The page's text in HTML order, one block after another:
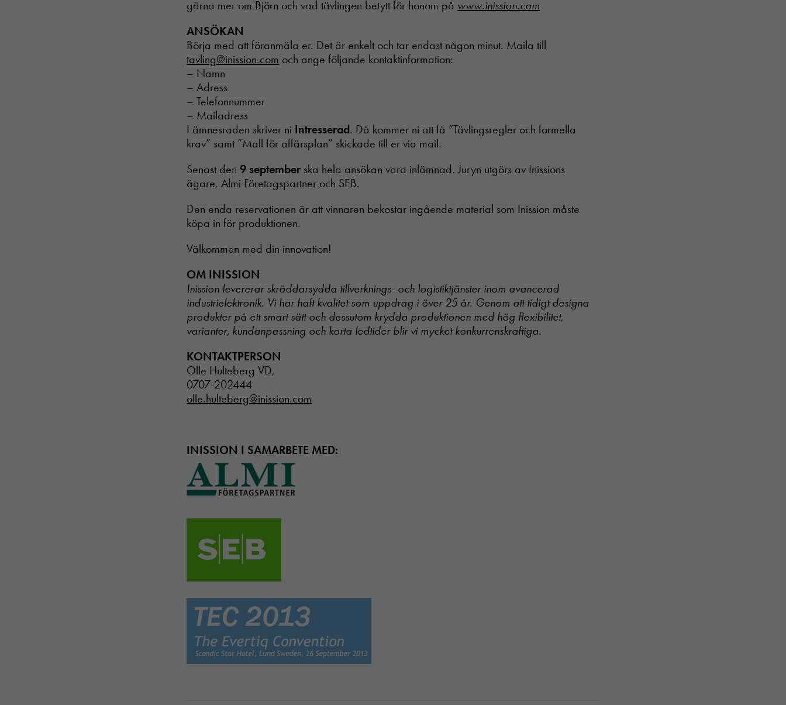
gärna mer om Björn och vad tävlingen betytt för honom på www.inission.com
ANSÖKAN
Börja med att föranmäla er. Det är enkelt och tar endast någon minut. Maila till
tavling@inission.com och ange följande kontaktinformation:
– Namn
– Adress
– Telefonnummer
– Mailadress
I ämnesraden skriver ni Intresserad. Då kommer ni att få ”Tävlingsregler och formella
krav” samt ”Mall för affärsplan” skickade till er via mail.
Senast den9 september ska hela ansökan vara inlämnad. Juryn utgörs av Inissions
ägare, Almi Företagspartner och SEB.
Den enda reservationen är att vinnaren bekostar ingående material som Inission måste
köpa in för produktionen.
Välkommen med din innovation!
OM INISSION
Inission levererar skräddarsydda tillverknings- och logistiktjänster inom avancerad
industrielektronik. Vi har haft kvalitet som uppdrag i över 25 år. Genom att tidigt designa
produkter på ett smart sätt och dessutom krydda produktionen med hög flexibilitet,
varianter, kundanpassning och korta ledtider blir vi mycket konkurrenskraftiga.
KONTAKTPERSON
Olle Hulteberg VD,
0707-202444
olle.hulteberg@inission.com
INISSION I SAMARBETE MED: